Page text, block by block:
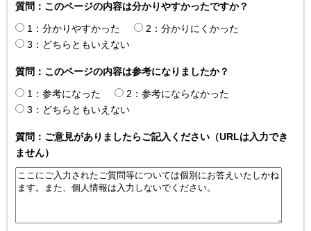
質問：このページの内容は分かりやすかったですか？
1：分かりやすかった
2：分かりにくかった
3：どちらともいえない
質問：このページの内容は参考になりましたか？
1：参考になった
2：参考にならなかった
3：どちらともいえない
質問：ご意見がありましたらご記入ください（URLは入力でき
ません）